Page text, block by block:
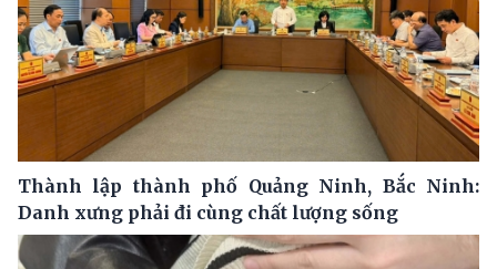
Thành lập thành phố Quảng Ninh, Bắc Ninh:
Danh xưng phải đi cùng chất lượng sống